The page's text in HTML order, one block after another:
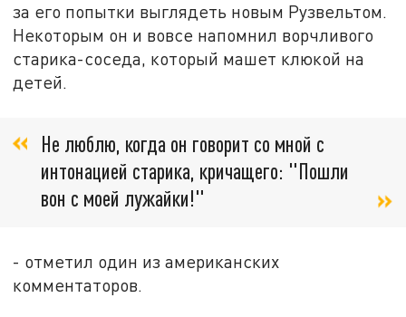
за его попытки выглядеть новым Рузвельтом.
Некоторым он и вовсе напомнил ворчливого
старика-соседа, который машет клюкой на
детей.
Не люблю, когда он говорит со мной с
интонацией старика, кричащего: "Пошли
вон с моей лужайки!"
- отметил один из американских
комментаторов.